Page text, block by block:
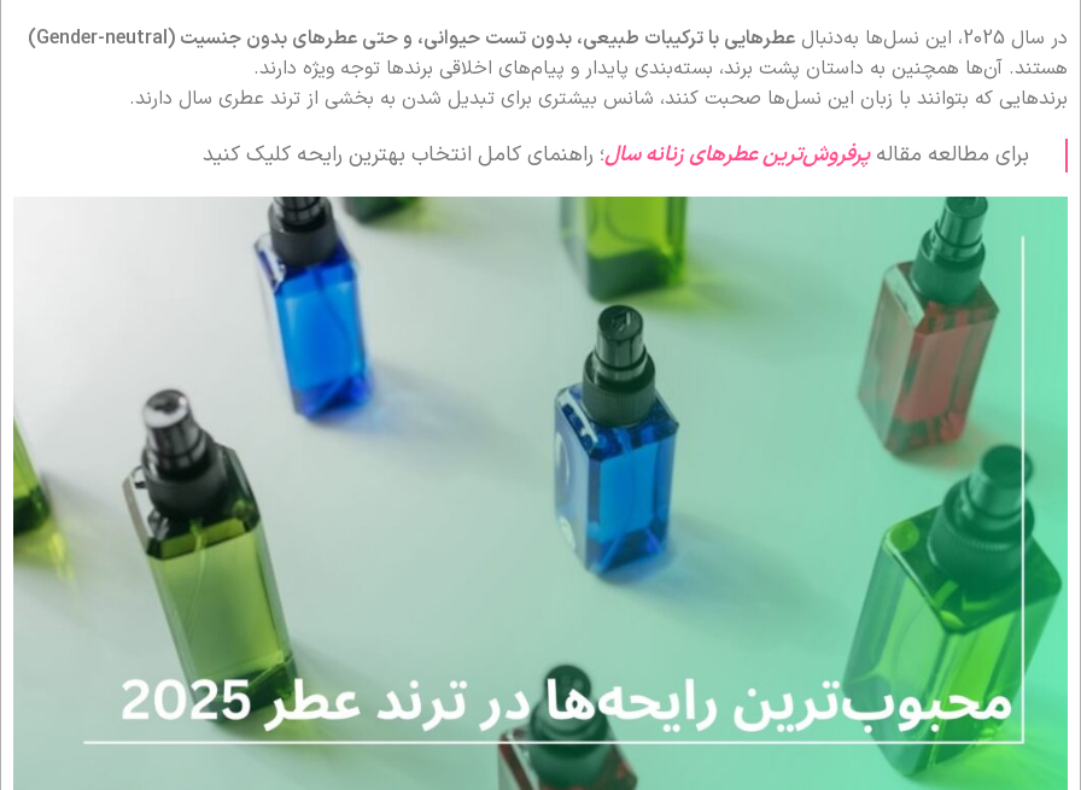
در سال 2025، این نسل‌ها به‌دنبال
عطرهایی با ترکیبات طبیعی، بدون تست حیوانی، و حتی عطرهای بدون جنسیت (Gender-neutral)
هستند. آن‌ها همچنین به داستان پشت برند، بسته‌بندی پایدار و پیام‌های اخلاقی برندها توجه ویژه دارند.
برندهایی که بتوانند با زبان این نسل‌ها صحبت کنند، شانس بیشتری برای تبدیل شدن به بخشی از ترند عطری سال دارند.
برای مطالعه مقالهپرفروش‌ترین عطرهای زنانه سال؛ راهنمای کامل انتخاب بهترین رایحه کلیک کنید